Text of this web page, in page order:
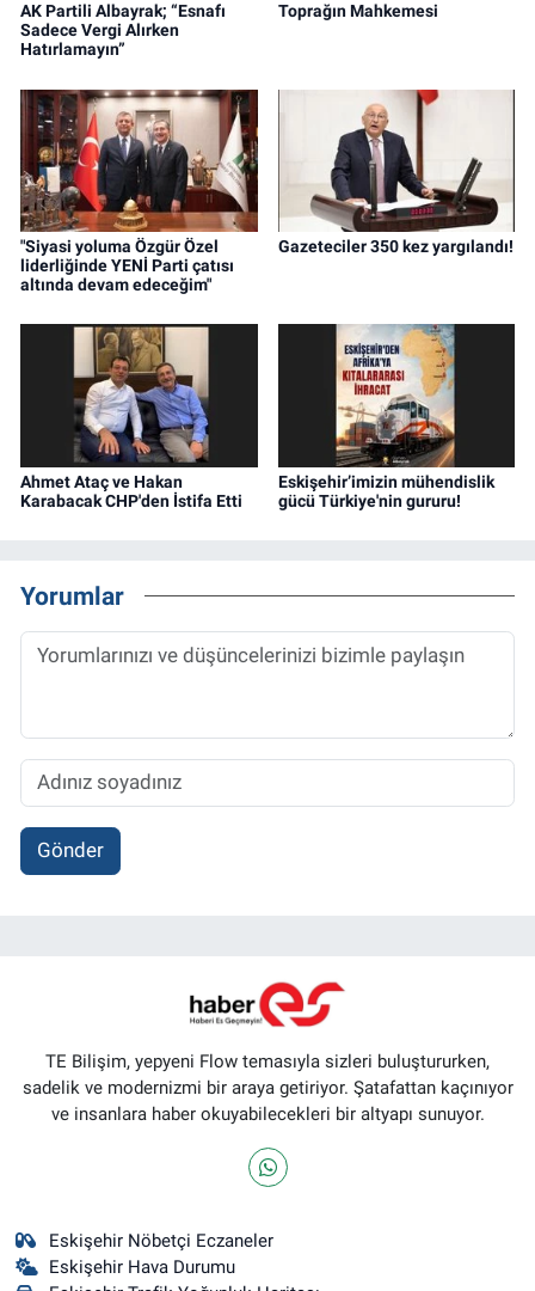
AK Partili Albayrak; “Esnafı
Sadece Vergi Alırken
Hatırlamayın”
Toprağın Mahkemesi
"Siyasi yoluma Özgür Özel
liderliğinde YENİ Parti çatısı
altında devam edeceğim"
Gazeteciler 350 kez yargılandı!
Ahmet Ataç ve Hakan
Karabacak CHP'den İstifa Etti
Eskişehir’imizin mühendislik
gücü Türkiye'nin gururu!
Yorumlar
Gönder
TE Bilişim, yepyeni Flow temasıyla sizleri buluştururken,
sadelik ve modernizmi bir araya getiriyor. Şatafattan kaçınıyor
ve insanlara haber okuyabilecekleri bir altyapı sunuyor.
Eskişehir Nöbetçi Eczaneler
Eskişehir Hava Durumu